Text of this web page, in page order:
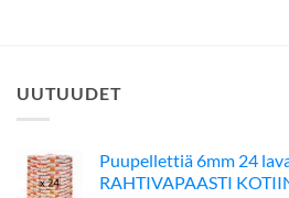
UUTUUDET
Puupellettiä 6mm 24
RAHTIVAPAASTI